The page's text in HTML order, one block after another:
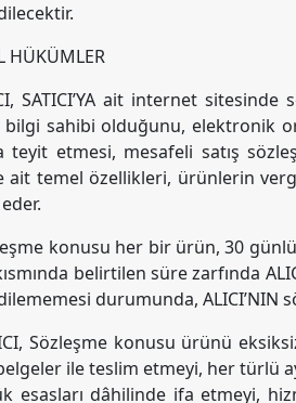
HÜKÜMLER
SATICI’YA ait internet
bilgi sahibi olduğunu, elektronik
teyit etmesi, mesafeli satış
ait temel özellikleri, ürünlerin
konusu her bir ürün, 30
belirtilen süre zarfında
durumunda, ALICI’NIN
Sözleşme konusu ürünü
ile teslim etmeyi, her türlü
esasları dâhilinde ifa etmeyi,